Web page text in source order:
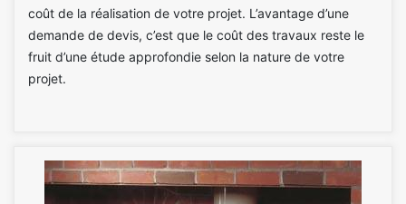
coût de la réalisation de votre projet. L’avantage d’une
demande de devis, c’est que le coût des travaux reste le
fruit d’une étude approfondie selon la nature de votre
projet.